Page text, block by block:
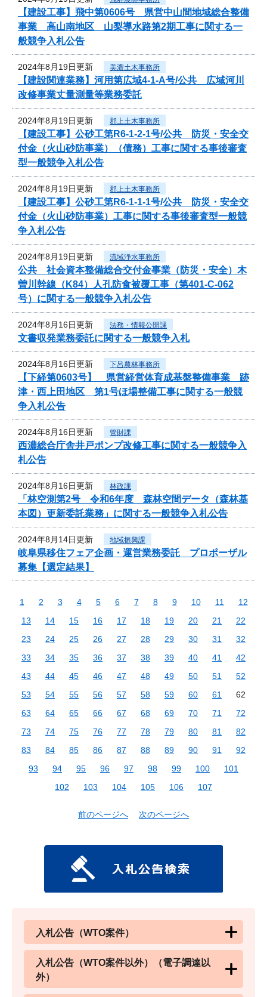
【建設工事】飛中第0606号 県営中山間地域総合整備
事業 高山南地区 山梨導水路第2期工事に関する一
般競争入札公告
2024年8月19日更新 美濃土木事務所
【建設関連業務】河用第広域4-1-A号/公共 広域河川
改修事業丈量測量等業務委託
2024年8月19日更新 郡上土木事務所
【建設工事】公砂工第R6-1-2-1号/公共 防災・安全交
付金（火山砂防事業）（債務）工事に関する事後審査
型一般競争入札公告
2024年8月19日更新 郡上土木事務所
【建設工事】公砂工第R6-1-1-1号/公共 防災・安全交
付金（火山砂防事業）工事に関する事後審査型一般競
争入札公告
2024年8月19日更新 流域浄水事務所
公共 社会資本整備総合交付金事業（防災・安全）木
曽川幹線（K84）人孔防食被覆工事（第401-C-062
号）に関する一般競争入札公告
2024年8月16日更新 法務・情報公開課
文書収発業務委託に関する一般競争入札
2024年8月16日更新 下呂農林事務所
【下経第0603号】 県営経営体育成基盤整備事業 跡
津・西上田地区 第1号ほ場整備工事に関する一般競
争入札公告
2024年8月16日更新 管財課
西濃総合庁舎井戸ポンプ改修工事に関する一般競争入
札公告
2024年8月16日更新 林政課
「林空測第2号 令和6年度 森林空間データ（森林基
本図）更新委託業務」に関する一般競争入札公告
2024年8月14日更新 地域振興課
岐阜県移住フェア企画・運営業務委託 プロポーザル
募集【選定結果】
1 2 3 4 5 6 7 8 9 10 11
12
13
14 15 16 17 18 19 20 21
22
23
24 25 26 27 28 29 30 31
32
33
34 35 36 37 38 39 40 41
42
43
44 45 46 47 48 49 50 51
52
53
54 55 56 57 58 59 60 61
62
63
64 65 66 67 68 69 70 71
72
73
74 75 76 77 78 79 80 81
82
83
84 85 86 87 88 89 90 91
92
93
94 95 96 97 98 99 100
101
102
103 104 105 106 107
前のページへ 次のページへ
入札公告（WTO案件）
入札公告（WTO案件以外）（電子調達以
外）